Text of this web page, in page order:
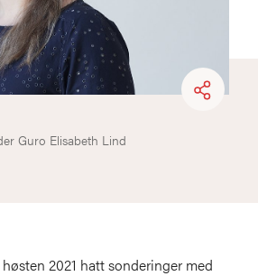
Guro Elisabeth Lind
2021 hatt sonderinger med